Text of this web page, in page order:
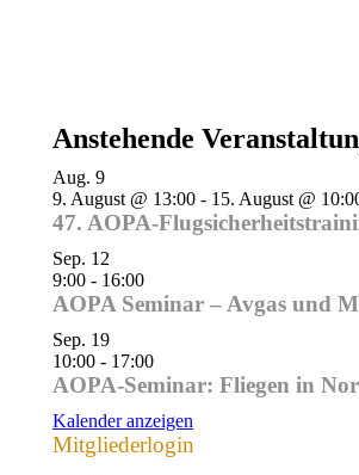
Anstehende
Aug. 9
9. August @ 13:00 - 15. August @
47. AOPA-
Sep. 12
9:00 - 16:00
AOPA Seminar – Avgas und
Sep. 19
10:00 - 17:00
AOPA-Seminar: Fliegen in
Kalender anzeigen
Mitgliederlogin